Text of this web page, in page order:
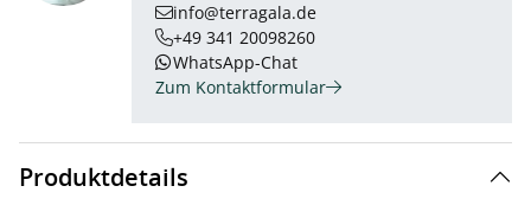
info@terragala.de
+49 341 20098260
WhatsApp-Chat
Zum Kontaktformular
Produktdetails